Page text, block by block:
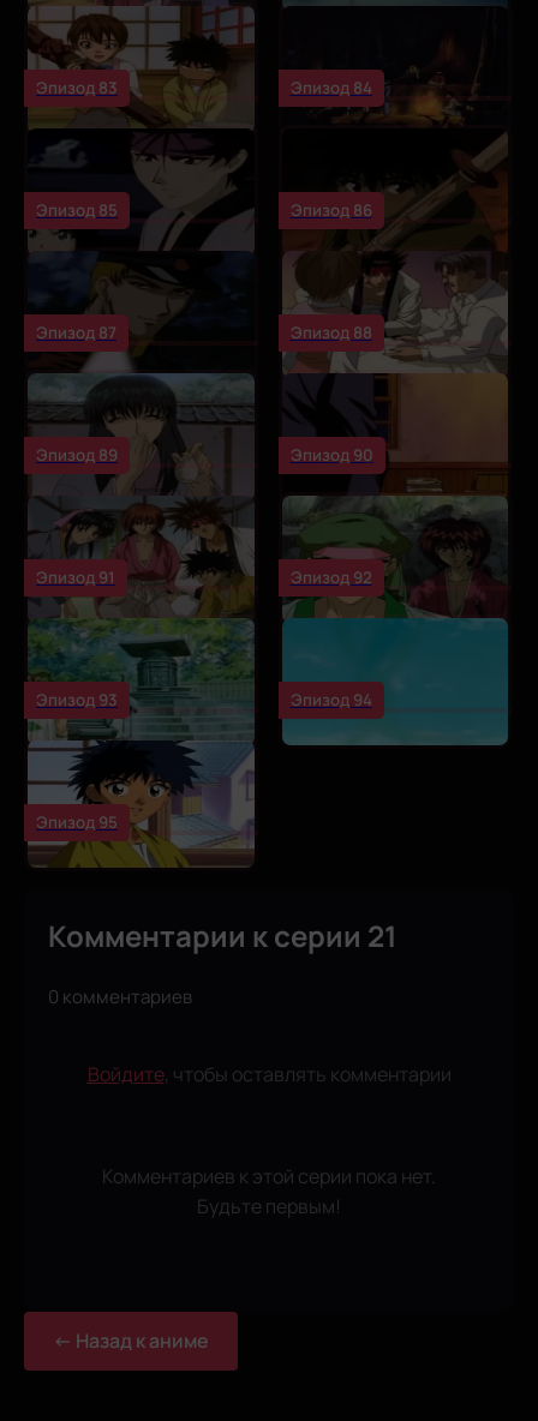
Эпизод 83 Эпизод 84
Эпизод 85 Эпизод 86
Эпизод 87 Эпизод 88
Эпизод 89 Эпизод 90
Эпизод 91 Эпизод 92
Эпизод 93 Эпизод 94
Эпизод 95
Комментарии к серии 21
0 комментариев
Войдите, чтобы оставлять комментарии
Комментариев к этой серии пока нет.
Будьте первым!
← Назад к аниме